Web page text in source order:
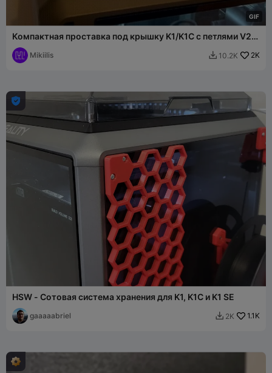
GIF
Компактная проставка под крышку K1/K1C с петлями V2
(Обновлено)
Mikiilis  10.2K 2K

HSW - Сотовая система хранения для K1, K1C и K1 SE
gaaaaabriel  2K 1.1K